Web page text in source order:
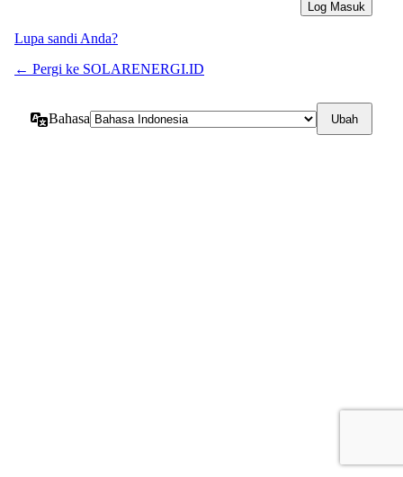
Lupa sandi Anda?
← Pergi ke SOLARENERGI.ID
Bahasa